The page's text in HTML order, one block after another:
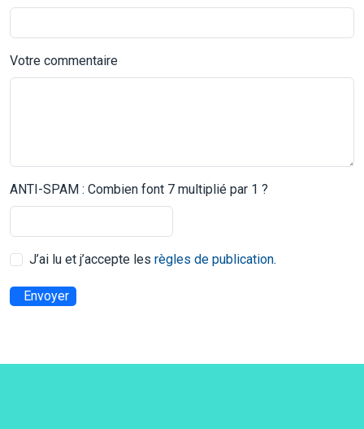
Votre commentaire
ANTI-SPAM : Combien font 7 multiplié par 1 ?
J’ai lu et j’accepte les règles de publication.
Envoyer